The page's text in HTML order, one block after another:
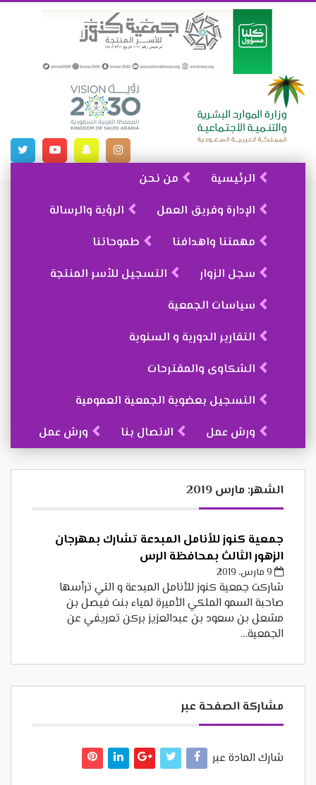
الرئيسية
من نحن
الإدارة وفريق العمل
الرؤية والرسالة
مهمتنا واهدافنا
طموحاتنا
سجل الزوار
التسجيل للأسر المنتجة
سياسات الجمعية
التقارير الدورية و السنوية
الشكاوى والمقترحات
التسجيل بعضوية الجمعية العمومية
ورش عمل
الاتصال بنا ورش عمل
الشهر:مارس 2019
جمعية كنوز للأنامل المبدعة تشارك بمهرجان
الزهور الثالث بمحافظة الرس
شاركت جمعية كنوز للأنامل المبدعة و التي ترأسها
صاحبة السمو الملكي الأميرة لمياء بنت فيصل بن
مشعل بن سعود بن عبدالعزيز بركن تعريفي عن
الجمعية…
مشاركة الصفحة عبر
شارك المادة عبر